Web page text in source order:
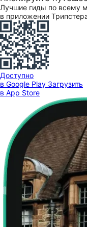
Лучшие гиды по всему
в приложении
Доступно
в Google Play Загрузить
в App Store